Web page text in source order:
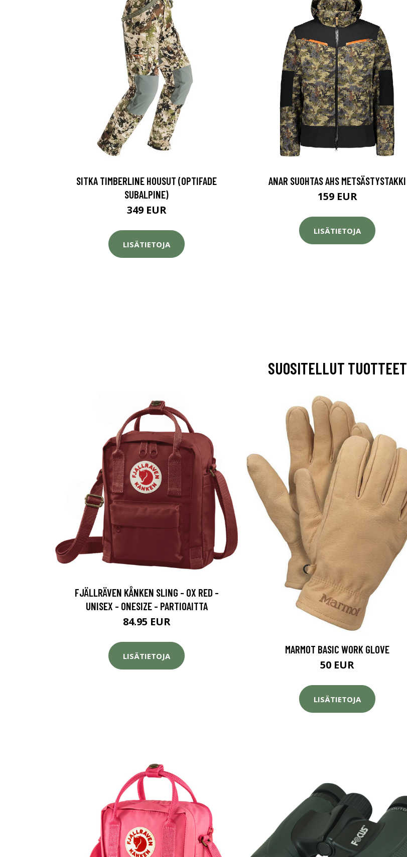
SITKA TIMBERLINE HOUSUT (OPTIFADE
SUBALPINE)
349 EUR
LISÄTIETOJA
ANAR SUOHTAS AHS METSÄSTYSTAKKI
159 EUR
LISÄTIETOJA
SUOSITELLUT TUOTTEET
FJÄLLRÄVEN KÅNKEN SLING - OX RED -
UNISEX - ONESIZE - PARTIOAITTA
84.95 EUR
LISÄTIETOJA
MARMOT BASIC WORK GLOVE
50 EUR
LISÄTIETOJA